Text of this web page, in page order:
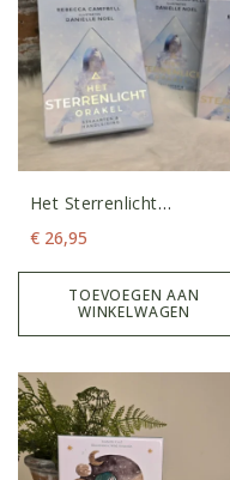
Het Sterrenlicht
Orakelkaarten
€ 26,95
TOEVOEGEN AAN
WINKELWAGEN